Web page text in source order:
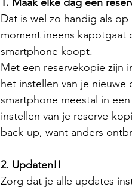
Dat is wel zo handig als
moment ineens kapotgaat
smartphone koopt.
Met een reservekopie zijn
het instellen van je
smartphone meestal in
instellen van je reserve-
back-up, want anders
2. Updaten!!
Zorg dat je alle updates